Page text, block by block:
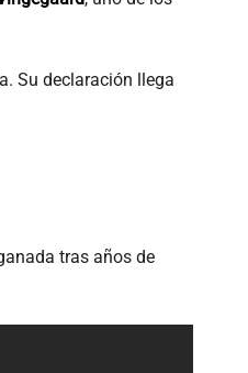
Su declaración llega
tras años de